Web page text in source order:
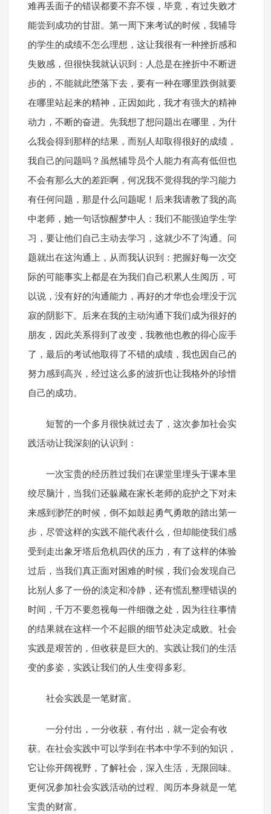
难再丢面子的错误都要不弃不馁，毕竟，有过失败才
能尝到成功的甘甜。第一周下来考试的时候，我辅导
的学生的成绩不怎么理想，这让我很有一种挫折感和
失败感，但很快我就认识到：人总是在挫折中不断进
步的，不能就此堕落下去，要有一种在哪里跌倒就要
在哪里站起来的精神，正因如此，我才有强大的精神
动力，不断的奋进。先我想了想问题出在哪里，为什
么我会得到那样的结果，而别人却取得很好的成绩，
我自己的问题吗？虽然辅导员个人能力有高有低但也
不会有那么大的差距啊，何况我不觉得我的学习能力
有任何问题，那是什么问题呢！后来我请教了我的高
中老师，她一句话惊醒梦中人：我们不能强迫学生学
习，要让他们自己主动去学习，这就少不了沟通。问
题就出在这沟通上，从而我认识到：把握好每一次交
际的可能事实上都是在为我们自己积累人生阅历，可
以说，没有好的沟通能力，再好的才华也会埋没于沉
寂的阴影下。后来在我的主动沟通下我们成为很好的
朋友，因此关系得到了改变，我教他也教的得心应手
了，最后的考试他取得了不错的成绩，我也因自己的
努力感到高兴，经过这么多的波折也让我格外的珍惜
自己的成功。
短暂的一个多月很快就过去了，这次参加社会实
践活动让我深刻的认识到：
一次宝贵的经历胜过我们在课堂里埋头于课本里
绞尽脑汁，当我们还躲藏在家长老师的庇护之下对未
来感到渺茫的时候，倒不如鼓起勇气勇敢的踏出第一
步，尽管这样的实践不能代表什么，但却能使我们感
受到走出象牙塔后危机四伏的压力，有了这样的体验
过后，当我们真正面对困难的时候，我们会发现自己
比别人多了一份的淡定和冷静，还有慌乱整理错误的
时间，千万不要忽视每一件细微之处，因为往往事情
的结果就在这样一个不起眼的细节处决定成败。社会
实践是艰苦的，但收获是巨大的。实践让我们的生活
变的多姿，实践让我们的人生变得多彩。
社会实践是一笔财富。
一分付出，一分收获，有付出，就一定会有收
获。在社会实践中可以学到在书本中学不到的知识，
它让你开阔视野，了解社会，深入生活，无限回味。
更何况参加社会实践活动的过程、阅历本身就是一笔
宝贵的财富。